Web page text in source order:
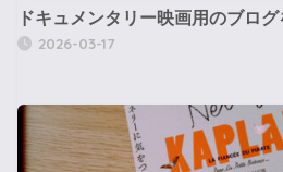
ドキュメンタリー映画用のブロ
2026-03-17